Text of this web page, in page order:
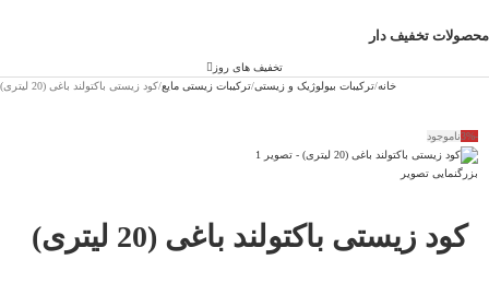
محصولات تخفیف دار
تخفیف های روز
خانه ترکیبات بیولوژیک و زیستی ترکیبات زیستی مایع کود زیستی باکتولند باغی (20 لیتری)
-3% ناموجود
بزرگنمایی تصویر
کود زیستی باکتولند باغی (20 لیتری)